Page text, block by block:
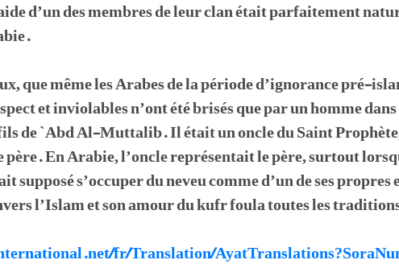
d’un des membres de leur clan était parfaitement
que même les Arabes de la période d’ignorance pré-
et inviolables n’ont été brisés que par un homme
de `Abd Al-Muttalib. Il était un oncle du Saint
père. En Arabie, l’oncle représentait le père, surtout
supposé s’occuper du neveu comme d’un de ses
l’Islam et son amour du kufr foula toutes les
fr/Translation/